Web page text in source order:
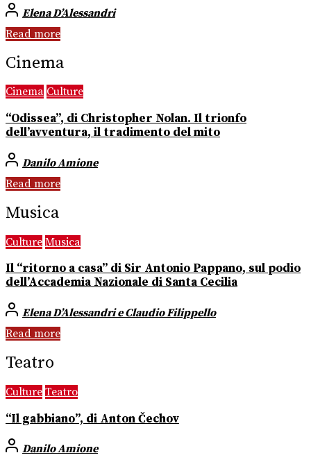
Elena D’Alessandri
Read more
Cinema
Cinema Culture
“Odissea”, di Christopher Nolan. Il trionfo
dell’avventura, il tradimento del mito
Danilo Amione
Read more
Musica
Culture Musica
Il “ritorno a casa” di Sir Antonio Pappano, sul podio
dell’Accademia Nazionale di Santa Cecilia
Elena D’Alessandri e Claudio Filippello
Read more
Teatro
Culture Teatro
“Il gabbiano”, di Anton Čechov
Danilo Amione